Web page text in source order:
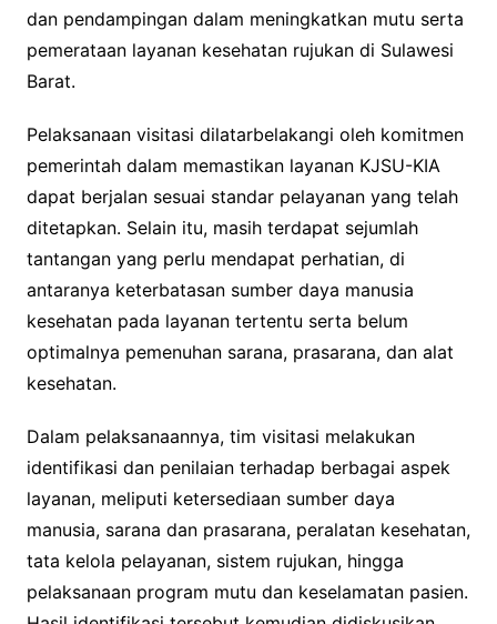
dan pendampingan dalam meningkatkan mutu serta
pemerataan layanan kesehatan rujukan di Sulawesi
Barat.
Pelaksanaan visitasi dilatarbelakangi oleh komitmen
pemerintah dalam memastikan layanan KJSU-KIA
dapat berjalan sesuai standar pelayanan yang telah
ditetapkan. Selain itu, masih terdapat sejumlah
tantangan yang perlu mendapat perhatian, di
antaranya keterbatasan sumber daya manusia
kesehatan pada layanan tertentu serta belum
optimalnya pemenuhan sarana, prasarana, dan alat
kesehatan.
Dalam pelaksanaannya, tim visitasi melakukan
identifikasi dan penilaian terhadap berbagai aspek
layanan, meliputi ketersediaan sumber daya
manusia, sarana dan prasarana, peralatan kesehatan,
tata kelola pelayanan, sistem rujukan, hingga
pelaksanaan program mutu dan keselamatan pasien.